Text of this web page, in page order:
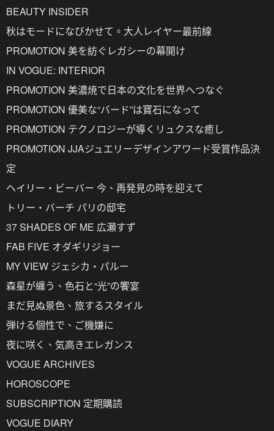
BEAUTY INSIDER
秋はモードになびかせて。大人レイヤー最前線
PROMOTION 美を紡ぐレガシーの幕開け
IN VOGUE: INTERIOR
PROMOTION 美濃焼で日本の文化を世界へつなぐ
PROMOTION 優美な“バード”は寶石になって
PROMOTION テクノロジーが導くリュクスな癒し
PROMOTION JJAジュエリーデザインアワード受賞作品決
定
ヘイリー・ビーバー 今、再発見の時を迎えて
トリー・バーチ パリの邸宅
37 SHADES OF ME 広瀬すず
FAB FIVE オダギリジョー
MY VIEW ジェシカ・パルー
森星が纏う、色石と“光”の饗宴
まだ見ぬ景色、旅するスタイル
弾ける個性で、ご機嫌に
夜に咲く、気高きエレガンス
VOGUE ARCHIVES
HOROSCOPE
SUBSCRIPTION 定期購読
VOGUE DIARY